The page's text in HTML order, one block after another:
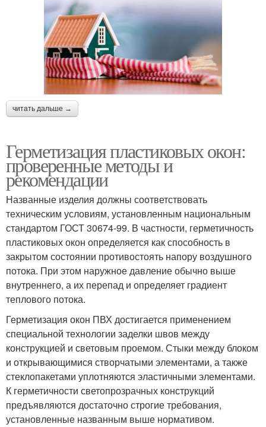
читать дальше →
Герметизация пластиковых окон:
проверенные методы и
рекомендации
Названные изделия должны соответствовать
техническим условиям, установленным национальным
стандартом ГОСТ 30674-99. В частности, герметичность
пластиковых окон определяется как способность в
закрытом состоянии противостоять напору воздушного
потока. При этом наружное давление обычно выше
внутреннего, а их перепад и определяет градиент
теплового потока.
Герметизация окон ПВХ достигается применением
специальной технологии заделки швов между
конструкцией и световым проемом. Стыки между блоком
и открывающимися створчатыми элементами, а также
стеклопакетами уплотняются эластичными элементами.
К герметичности светопрозрачных конструкций
предъявляются достаточно строгие требования,
установленные названным выше нормативом.